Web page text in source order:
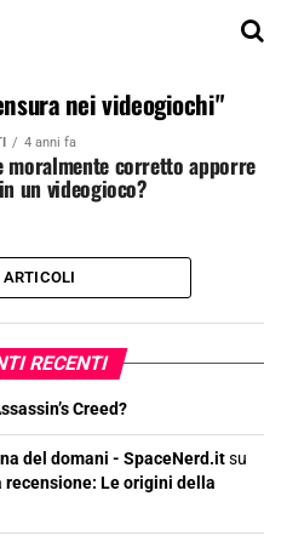
nei videogiochi"
4 anni fa
moralmente corretto apporre
un videogioco?
RECENTI
Creed?
del domani - SpaceNerd.itsu
recensione: Le origini della